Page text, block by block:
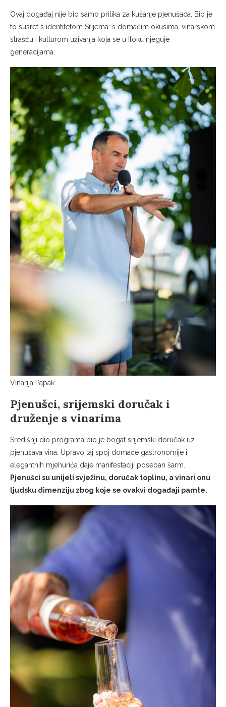
Ovaj događaj nije bio samo prilika za kušanje pjenušaca. Bio je
to susret s identitetom Srijema: s domaćim okusima, vinarskom
strašću i kulturom uživanja koja se u Iloku njeguje
generacijama.
Vinarija Papak
Pjenušci, srijemski doručak i
druženje s vinarima
Središnji dio programa bio je bogat srijemski doručak uz
pjenušava vina. Upravo taj spoj domaće gastronomije i
elegantnih mjehurića daje manifestaciji poseban šarm.
Pjenušci su unijeli svježinu, doručak toplinu, a vinari onu
ljudsku dimenziju zbog koje se ovakvi događaji pamte.